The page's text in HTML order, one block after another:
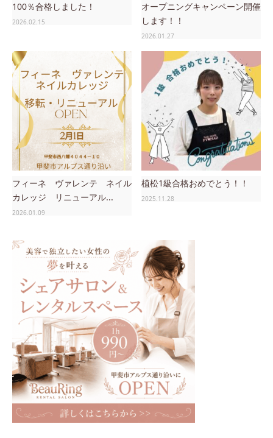
100％合格しました！
2026.02.15
オープニングキャンペーン開催
します！！
2026.01.27
フィーネ ヴァレンテ ネイル
カレッジ リニューアル...
2026.01.09
植松1級合格おめでとう！！
2025.11.28